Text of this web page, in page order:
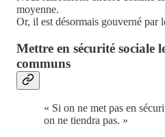
moyenne.
Or, il est désormais gouverné par
Mettre en sécurité sociale
communs
« Si on ne met pas en
on ne tiendra pas. »